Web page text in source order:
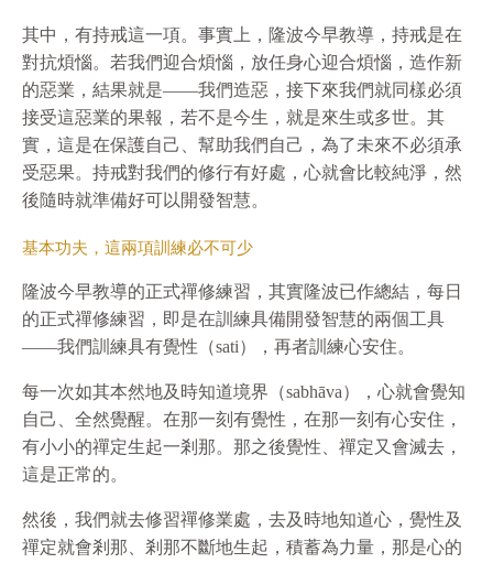
其中，有持戒這一項。事實上，隆波今早教導，持戒是在
對抗煩惱。若我們迎合煩惱，放任身心迎合煩惱，造作新
的惡業，結果就是——我們造惡，接下來我們就同樣必須
接受這惡業的果報，若不是今生，就是來生或多世。其
實，這是在保護自己、幫助我們自己，為了未來不必須承
受惡果。持戒對我們的修行有好處，心就會比較純淨，然
後隨時就準備好可以開發智慧。
基本功夫，這兩項訓練必不可少
隆波今早教導的正式禪修練習，其實隆波已作總結，每日
的正式禪修練習，即是在訓練具備開發智慧的兩個工具
——我們訓練具有覺性（sati），再者訓練心安住。
每一次如其本然地及時知道境界（sabhāva），心就會覺知
自己、全然覺醒。在那一刻有覺性，在那一刻有心安住，
有小小的禪定生起一剎那。那之後覺性、禪定又會滅去，
這是正常的。
然後，我們就去修習禪修業處，去及時地知道心，覺性及
禪定就會剎那、剎那不斷地生起，積蓄為力量，那是心的